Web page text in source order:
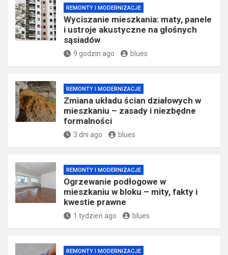
REMONTY I MODERNIZACJE
Wyciszanie mieszkania: maty, panele
i ustroje akustyczne na głośnych
sąsiadów
9 godzin ago blues
REMONTY I MODERNIZACJE
Zmiana układu ścian działowych w
mieszkaniu – zasady i niezbędne
formalności
3 dni ago blues
REMONTY I MODERNIZACJE
Ogrzewanie podłogowe w
mieszkaniu w bloku – mity, fakty i
kwestie prawne
1 tydzień ago blues
REMONTY I MODERNIZACJE